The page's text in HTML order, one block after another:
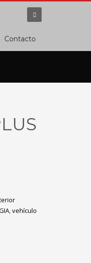
Contacto
,vehículo